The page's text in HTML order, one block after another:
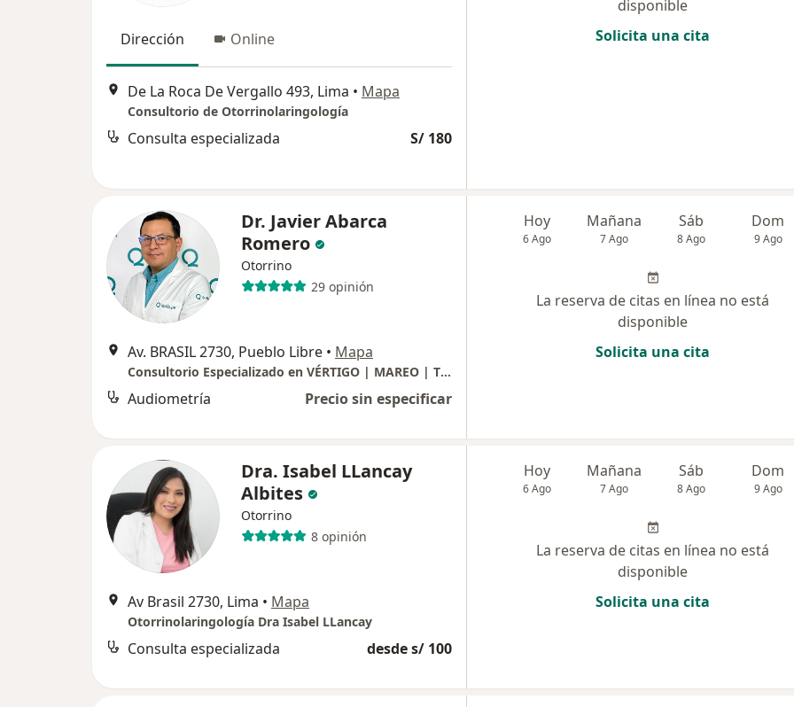
Dirección Online
De La Roca De Vergallo 493, Lima • Mapa
Consultorio de Otorrinolaringología
Consulta especializada S/ 180
disponible
Solicita una cita
Dr. Javier Abarca
Romero
Otorrino
29 opinión
Av. BRASIL 2730, Pueblo Libre • Mapa
Consultorio Especializado en VÉRTIGO | MAREO | TINNITUS
Audiometría Precio sin especificar
Hoy
6 Ago
Mañana
7 Ago
Sáb
8 Ago
Dom
9 Ago
La reserva de citas en línea no está
disponible
Solicita una cita
Dra. Isabel LLancay
Albites
Otorrino
8 opinión
Av Brasil 2730, Lima • Mapa
Otorrinolaringología Dra Isabel LLancay
Consulta especializada desde s/ 100
Hoy
6 Ago
Mañana
7 Ago
Sáb
8 Ago
Dom
9 Ago
La reserva de citas en línea no está
disponible
Solicita una cita